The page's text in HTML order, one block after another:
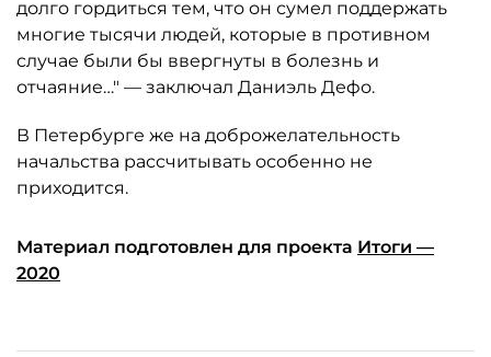
долго гордиться тем, что он сумел поддержать
многие тысячи людей, которые в противном
случае были бы ввергнуты в болезнь и
отчаяние…" — заключал Даниэль Дефо.
В Петербурге же на доброжелательность
начальства рассчитывать особенно не
приходится.
Материал подготовлен для проекта Итоги —
2020